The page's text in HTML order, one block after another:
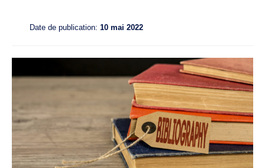
Date de publication: 10 mai 2022